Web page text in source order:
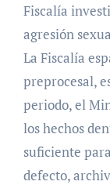
Fiscalía
agresión
La Fiscalía
preprocesal,
periodo, el
los hechos
suficiente
defecto,